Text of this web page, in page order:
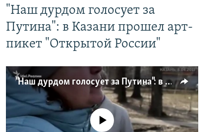
"Наш дурдом голосует за
Путина": в Казани прошел арт-
пикет "Открытой России"
"Наш дурдом голосует за Путина": в Казани прошел арт-пикет "Открытой России"
No media source currently available